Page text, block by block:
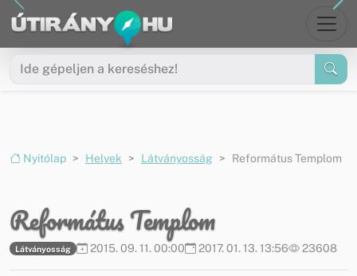
Ugrás a menüre
Ugrás a tartalomra
Nyitólap Helyek Látványosság Református Templom
Református Templom
Látványosság 2015. 09. 11. 00:00 2017. 01. 13. 13:56 23608